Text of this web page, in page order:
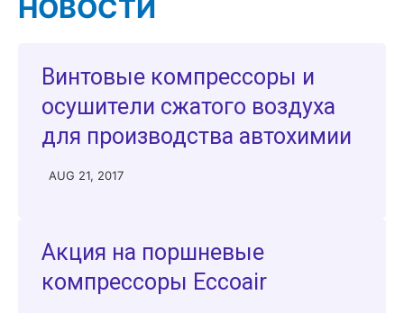
НОВОСТИ
Винтовые компрессоры и
осушители сжатого воздуха
для производства автохимии
AUG 21, 2017
Акция на поршневые
компрессоры Eccoair